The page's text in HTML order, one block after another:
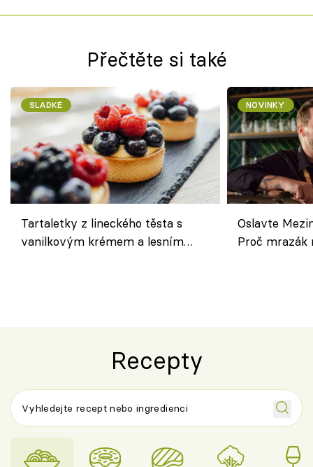
Přečtěte si také
SLADKÉ
Tartaletky z lineckého těsta s
vanilkovým krémem a lesním
NOVINKY
Oslavte
Proč
Recepty